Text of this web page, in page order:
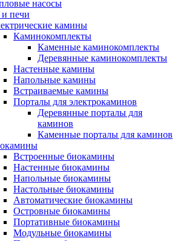
насосы
печи
камины
Каминокомплекты
Каменные каминокомплекты
Деревянные каминокомплекты
Настенные камины
Напольные камины
Встраиваемые камины
Порталы для электрокаминов
Деревянные порталы для
каминов
Каменные порталы для каминов
Встроенные биокамины
Настенные биокамины
Напольные биокамины
Настольные биокамины
Автоматические биокамины
Островные биокамины
Портативные биокамины
Модульные биокамины